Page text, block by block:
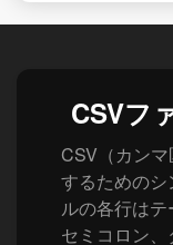
CSVフ
CSV（カン
するための
ルの各行は
セミコロン